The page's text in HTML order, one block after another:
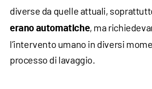
diverse da quelle attuali,
erano automatiche, ma
l’intervento umano in diversi
processo di lavaggio.